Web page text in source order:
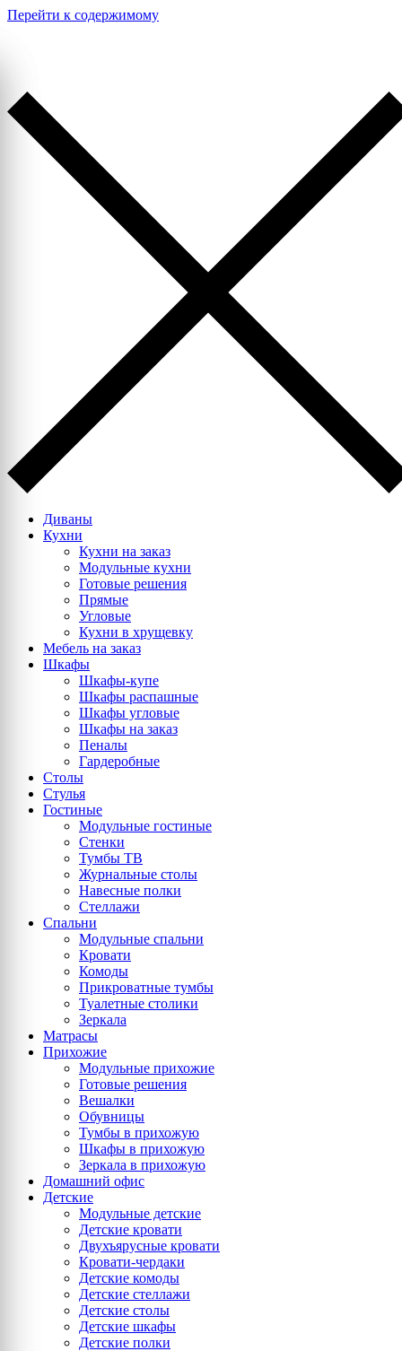
Перейти к содержимому
Диваны
Кухни
Кухни на заказ
Модульные кухни
Готовые решения
Прямые
Угловые
Кухни в хрущевку
Мебель на заказ
Шкафы
Шкафы-купе
Шкафы распашные
Шкафы угловые
Шкафы на заказ
Пеналы
Гардеробные
Столы
Стулья
Гостиные
Модульные гостиные
Стенки
Тумбы ТВ
Журнальные столы
Навесные полки
Стеллажи
Спальни
Модульные спальни
Кровати
Комоды
Прикроватные тумбы
Туалетные столики
Зеркала
Матрасы
Прихожие
Модульные прихожие
Готовые решения
Вешалки
Обувницы
Тумбы в прихожую
Шкафы в прихожую
Зеркала в прихожую
Домашний офис
Детские
Модульные детские
Детские кровати
Двухъярусные кровати
Кровати-чердаки
Детские комоды
Детские стеллажи
Детские столы
Детские шкафы
Детские полки